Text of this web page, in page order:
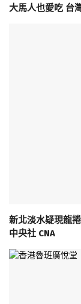
大馬人也愛吃 台
新北淡水疑現龍
中央社 CNA